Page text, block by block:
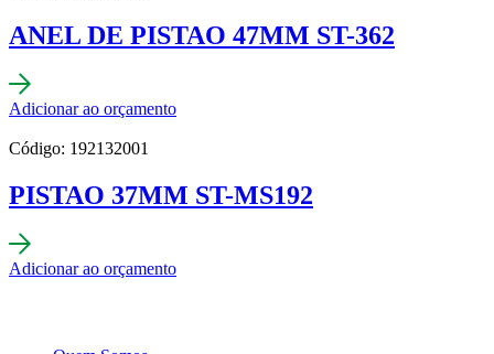
ANEL DE PISTAO 47MM ST-362
Adicionar ao orçamento
Código: 192132001
PISTAO 37MM ST-MS192
Adicionar ao orçamento